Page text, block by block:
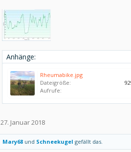
Anhänge:
Rheumabike.jpg
Dateigröße:
Aufrufe:
27. Januar 2018
Mary68 und Schneekugel gefällt das.